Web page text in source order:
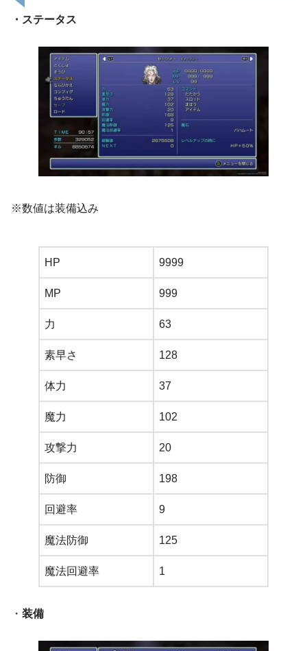
・ステータス
※数値は装備込み
HP 9999
MP 999
力 63
素早さ 128
体力 37
魔力 102
攻撃力 20
防御 198
回避率 9
魔法防御 125
魔法回避率 1
・ 装備